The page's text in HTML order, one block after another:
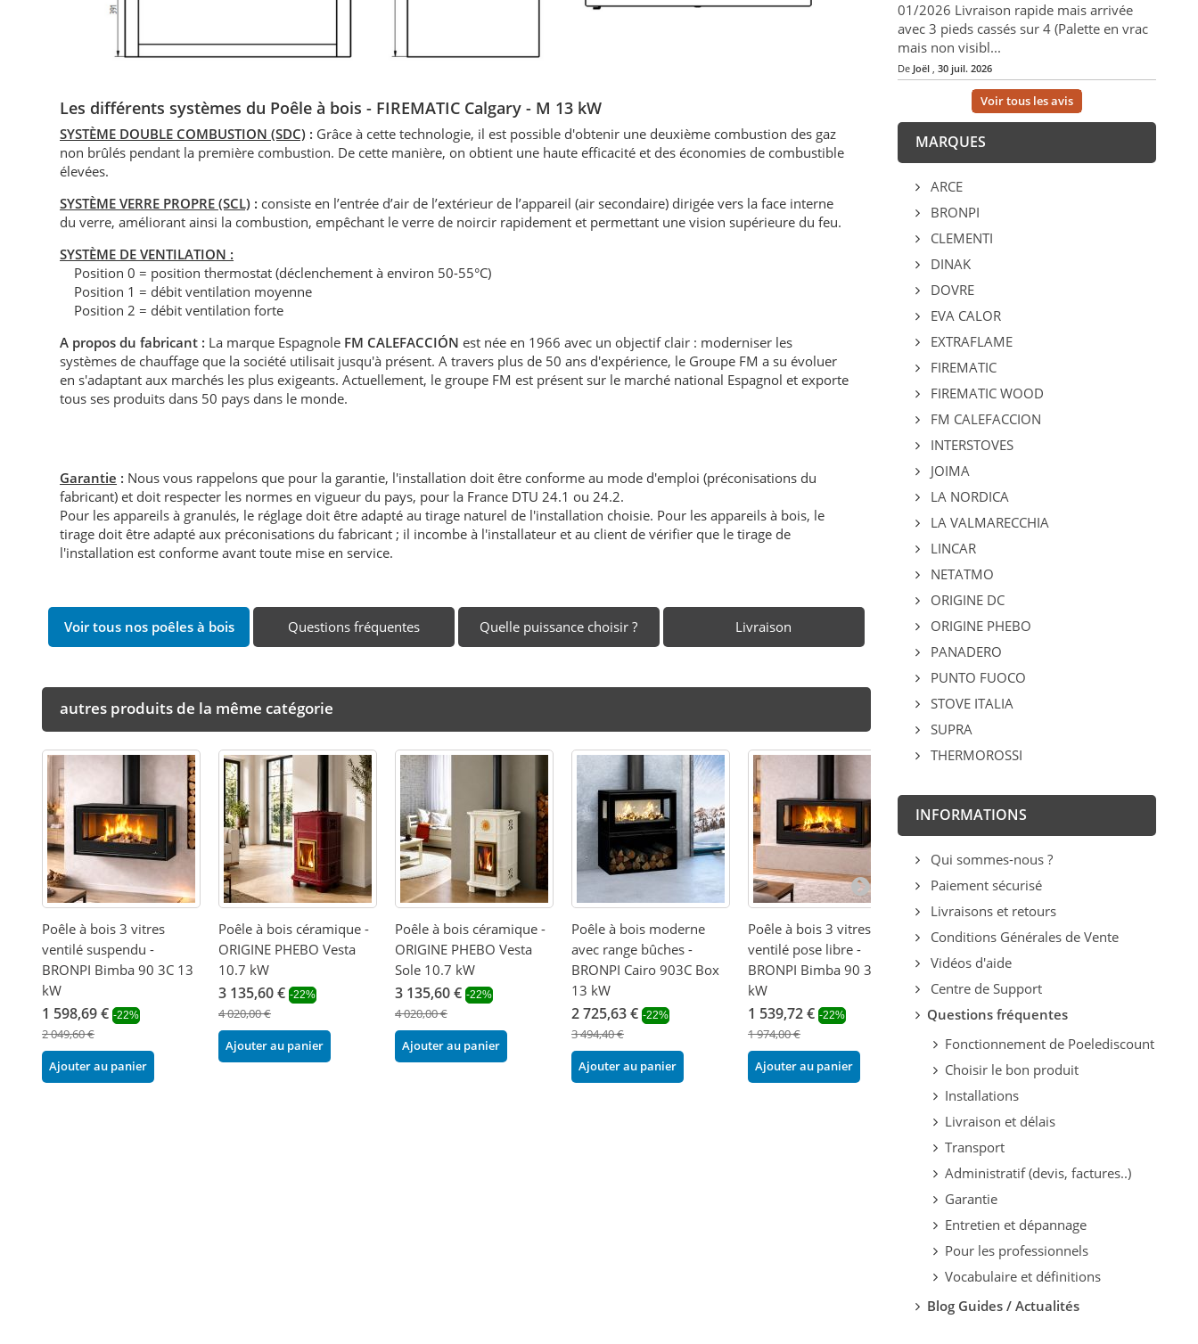
Les différents systèmes du Poêle à bois - FIREMATIC Calgary - M 13 kW
SYSTÈME DOUBLE COMBUSTION (SDC) : Grâce à cette technologie, il est possible d'obtenir une deuxième combustion des gaz
non brûlés pendant la première combustion. De cette manière, on obtient une haute efficacité et des économies de combustible
élevées.
SYSTÈME VERRE PROPRE (SCL) : consiste en l’entrée d’air de l’extérieur de l’appareil (air secondaire) dirigée vers la face interne
du verre, améliorant ainsi la combustion, empêchant le verre de noircir rapidement et permettant une vision supérieure du feu.
SYSTÈME DE VENTILATION :
Position 0 = position thermostat (déclenchement à environ 50-55°C)
Position 1 = débit ventilation moyenne
Position 2 = débit ventilation forte
A propos du fabricant : La marque Espagnole FM CALEFACCIÓN est née en 1966 avec un objectif clair : moderniser les
systèmes de chauffage que la société utilisait jusqu'à présent. A travers plus de 50 ans d'expérience, le Groupe FM a su évoluer
en s'adaptant aux marchés les plus exigeants. Actuellement, le groupe FM est présent sur le marché national Espagnol et exporte
tous ses produits dans 50 pays dans le monde.
Garantie : Nous vous rappelons que pour la garantie, l'installation doit être conforme au mode d'emploi (préconisations du
fabricant) et doit respecter les normes en vigueur du pays, pour la France DTU 24.1 ou 24.2.
Pour les appareils à granulés, le réglage doit être adapté au tirage naturel de l'installation choisie. Pour les appareils à bois, le
tirage doit être adapté aux préconisations du fabricant ; il incombe à l'installateur et au client de vérifier que le tirage de
l'installation est conforme avant toute mise en service.
Voir tous nos poêles à bois Questions fréquentes Quelle puissance choisir ? Livraison
autres produits de la même catégorie
Poêle à bois 3 vitres
ventilé suspendu -
BRONPI Bimba 90 3C 13
kW
1 598,69 € -22%
2 049,60 €
Ajouter au panier
Poêle à bois céramique -
ORIGINE PHEBO Vesta
10.7 kW
3 135,60 € -22%
4 020,00 €
Ajouter au panier
Poêle à bois céramique -
ORIGINE PHEBO Vesta
Sole 10.7 kW
3 135,60 € -22%
4 020,00 €
Ajouter au panier
Poêle à bois moderne
avec range bûches -
BRONPI Cairo 903C Box
13 kW
2 725,63 € -22%
3 494,40 €
Ajouter au panier
Poêle à bois 3 vitres
ventilé pose libre -
BRONPI Bimba 90 3C 13
kW
1 539,72 € -22%
1 974,00 €
Ajouter au panier
Poêle à bois moderne sur
903C Box 13 kW
2 535,62 € -22%
3 250,80 €
Ajouter au panier
Poêle à bois
01/2026 Livraison rapide mais arrivée
avec 3 pieds cassés sur 4 (Palette en vrac
mais non visibl...
De Joël, 30 juil. 2026
Voir tous les avis
MARQUES
ARCE
BRONPI
CLEMENTI
DINAK
DOVRE
EVA CALOR
EXTRAFLAME
FIREMATIC
FIREMATIC WOOD
FM CALEFACCION
INTERSTOVES
JOIMA
LA NORDICA
LA VALMARECCHIA
LINCAR
NETATMO
ORIGINE DC
ORIGINE PHEBO
PANADERO
PUNTO FUOCO
STOVE ITALIA
SUPRA
THERMOROSSI
INFORMATIONS
Qui sommes-nous ?
Paiement sécurisé
Livraisons et retours
Conditions Générales de Vente
Vidéos d'aide
Centre de Support
Questions fréquentes
Fonctionnement de Poelediscount
Choisir le bon produit
Installations
Livraison et délais
Transport
Administratif (devis, factures..)
Garantie
Entretien et dépannage
Pour les professionnels
Vocabulaire et définitions
Blog Guides / Actualités